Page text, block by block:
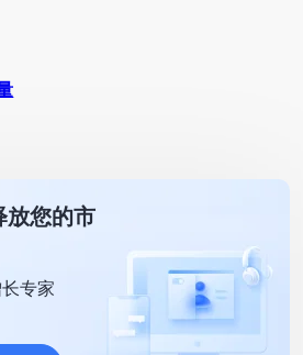
放您的市
专家